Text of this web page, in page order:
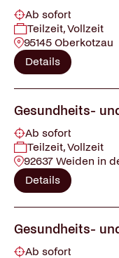
Ab sofort
Teilzeit, Vollzeit
95145 Oberkotzau
Details
Gesundheits-
Ab sofort
Teilzeit, Vollzeit
92637 Weiden in
Details
Gesundheits-
Ab sofort